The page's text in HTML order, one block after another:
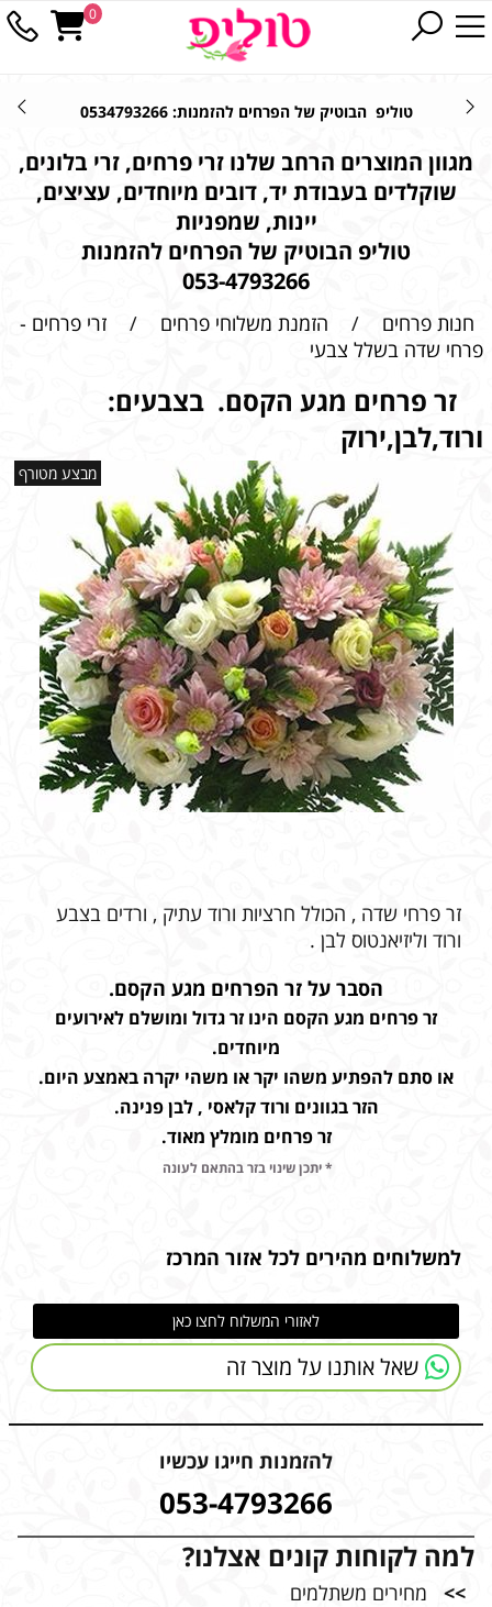
טוליפ הבוטיק של הפרחים להזמנות: 0534793266
0
מגוון המוצרים הרחב שלנו זרי פרחים, זרי בלונים,
שוקלדים בעבודת יד, דובים מיוחדים, עציצים,
יינות, שמפניות
טוליפ הבוטיק של הפרחים להזמנות
053-4793266
חנות פרחים / הזמנת משלוחי פרחים /
זרי פרחים -
פרחי שדה בשלל צבעי
זר פרחים מגע הקסם. בצבעים:
ורוד,לבן,ירוק
מבצע מטורף
זר פרחי שדה , הכולל חרציות ורוד עתיק , ורדים בצבע
ורוד וליזיאנטוס לבן .
הסבר על זר הפרחים מגע הקסם.
זר פרחים מגע הקסם הינו זר גדול ומושלם לאירועים
מיוחדים.
או סתם להפתיע משהו יקר או משהי יקרה באמצע היום.
הזר בגוונים ורוד קלאסי , לבן פנינה.
זר פרחים מומלץ מאוד.
* יתכן שינוי בזר בהתאם לעונה
למשלוחים מהירים לכל אזור המרכז
לאזורי המשלוח לחצו כאן
שאל אותנו על מוצר זה
להזמנות חייגו עכשיו
053-4793266
למה לקוחות קונים אצלנו?
>>
מחירים משתלמים